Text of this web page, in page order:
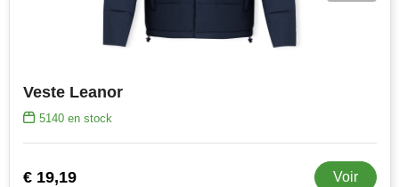
Veste Leanor
5140en stock
€ 19,19 Voir